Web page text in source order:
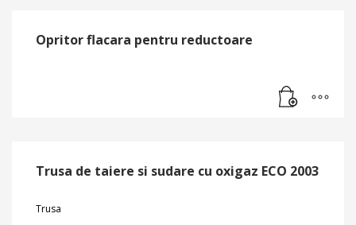
Opritor flacara pentru reductoare
Trusa de taiere si sudare cu oxigaz ECO 2003
Trusa